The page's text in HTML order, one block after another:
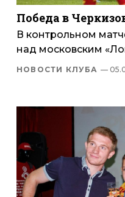
Победа в
В контрольном
над московским
НОВОСТИ КЛУБА —